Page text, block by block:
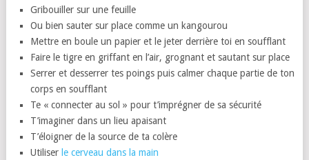
Gribouiller sur une feuille
Ou bien sauter sur place comme un kangourou
Mettre en boule un papier et le jeter derrière toi en soufflant
Faire le tigre en griffant en l’air, grognant et sautant sur place
Serrer et desserrer tes poings puis calmer chaque partie de ton
corps en soufflant
Te « connecter au sol » pour t’imprégner de sa sécurité
T’imaginer dans un lieu apaisant
T’éloigner de la source de ta colère
Utiliser le cerveau dans la main